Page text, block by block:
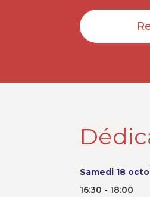
Samedi 18
16:30 - 18:00